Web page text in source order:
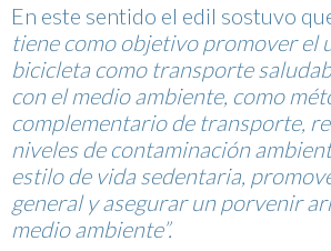
En este sentido el edil sostuvo
tiene como objetivo promover el
bicicleta como transporte
con el medio ambiente, como
complementario de transporte,
niveles de contaminación
estilo de vida sedentaria,
general y asegurar un porvenir
medio ambiente”.